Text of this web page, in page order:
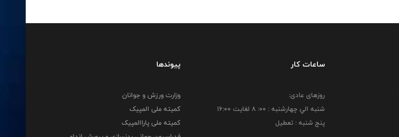
ساعات کار
روزهای عادی:
شنبه الي چهارشنبه : 00: 8 لغايت 16:00
پنج شنبه : تعطیل
پیوندها
وزارت ورزش و جوانان
کمیته ملی المپیک
کمیته ملی پاراالمپیک